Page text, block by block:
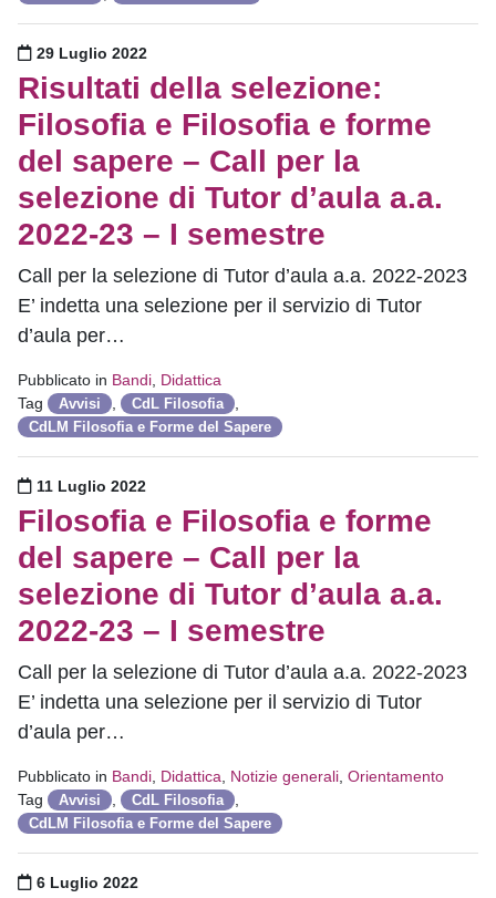
Pubblicato il
29 Luglio 2022
Risultati della selezione:
Filosofia e Filosofia e forme
del sapere – Call per la
selezione di Tutor d’aula a.a.
2022-23 – I semestre
Call per la selezione di Tutor d’aula a.a. 2022-2023
E’ indetta una selezione per il servizio di Tutor
d’aula per…
Pubblicato in Bandi Didattica
Tag
Avvisi CdL Filosofia
CdLM Filosofia e Forme del Sapere
Pubblicato il
11 Luglio 2022
Filosofia e Filosofia e forme
del sapere – Call per la
selezione di Tutor d’aula a.a.
2022-23 – I semestre
Call per la selezione di Tutor d’aula a.a. 2022-2023
E’ indetta una selezione per il servizio di Tutor
d’aula per…
Pubblicato in Bandi Didattica Notizie generali Orientamento
Tag
Avvisi CdL Filosofia
CdLM Filosofia e Forme del Sapere
Pubblicato il
6 Luglio 2022